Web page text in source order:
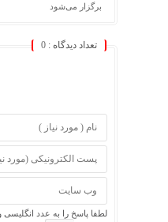
برگزار می‌شود
تعداد دیدگاه : 0
لطفا پاسخ را به عدد انگلیسی